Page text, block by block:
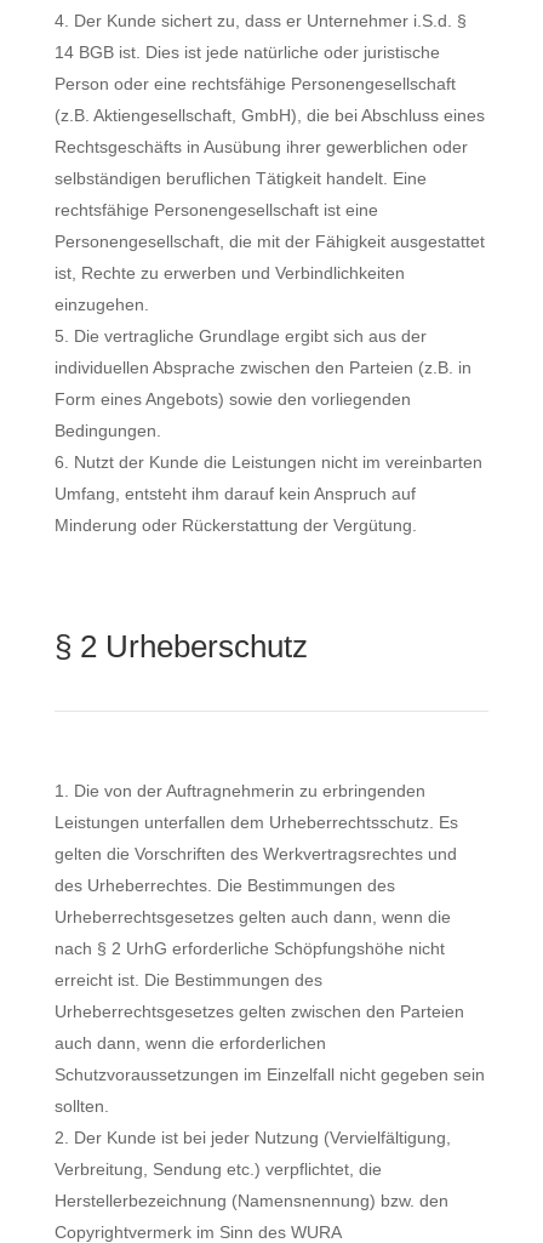
Der Kunde sichert zu, dass er Unternehmer i.S.d. §
14 BGB ist. Dies ist jede natürliche oder juristische
Person oder eine rechtsfähige Personengesellschaft
(z.B. Aktiengesellschaft, GmbH), die bei Abschluss eines
Rechtsgeschäfts in Ausübung ihrer gewerblichen oder
selbständigen beruflichen Tätigkeit handelt. Eine
rechtsfähige Personengesellschaft ist eine
Personengesellschaft, die mit der Fähigkeit ausgestattet
ist, Rechte zu erwerben und Verbindlichkeiten
einzugehen.
Die vertragliche Grundlage ergibt sich aus der
individuellen Absprache zwischen den Parteien (z.B. in
Form eines Angebots) sowie den vorliegenden
Bedingungen.
Nutzt der Kunde die Leistungen nicht im vereinbarten
Umfang, entsteht ihm darauf kein Anspruch auf
Minderung oder Rückerstattung der Vergütung.
§ 2 Urheberschutz
Die von der Auftragnehmerin zu erbringenden
Leistungen unterfallen dem Urheberrechtsschutz. Es
gelten die Vorschriften des Werkvertragsrechtes und
des Urheberrechtes. Die Bestimmungen des
Urheberrechtsgesetzes gelten auch dann, wenn die
nach § 2 UrhG erforderliche Schöpfungshöhe nicht
erreicht ist. Die Bestimmungen des
Urheberrechtsgesetzes gelten zwischen den Parteien
auch dann, wenn die erforderlichen
Schutzvoraussetzungen im Einzelfall nicht gegeben sein
sollten.
Der Kunde ist bei jeder Nutzung (Vervielfältigung,
Verbreitung, Sendung etc.) verpflichtet, die
Herstellerbezeichnung (Namensnennung) bzw. den
Copyrightvermerk im Sinn des WURA